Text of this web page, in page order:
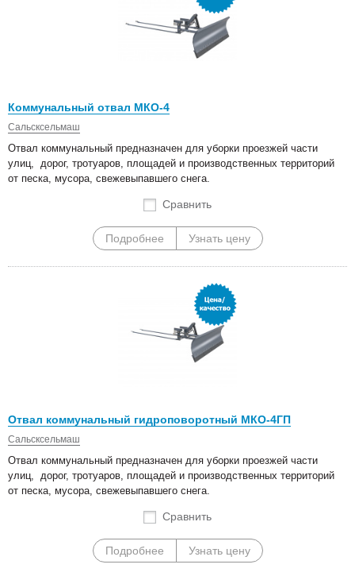
Коммунальный отвал МКО-4
Сальсксельмаш
Отвал коммунальный предназначен для уборки проезжей части
улиц, дорог, тротуаров, площадей и производственных территорий
от песка, мусора, свежевыпавшего снега.
Сравнить
Подробнее Узнать цену
Отвал коммунальный гидроповоротный МКО-4ГП
Сальсксельмаш
Отвал коммунальный предназначен для уборки проезжей части
улиц, дорог, тротуаров, площадей и производственных территорий
от песка, мусора, свежевыпавшего снега.
Сравнить
Подробнее Узнать цену